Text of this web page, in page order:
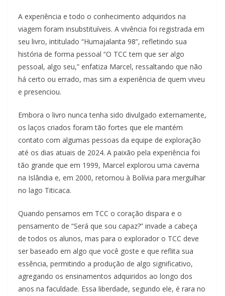
A experiência e todo o conhecimento adquiridos na
viagem foram insubstituíveis. A vivência foi registrada em
seu livro, intitulado “Humajalanta 98”, refletindo sua
história de forma pessoal “O TCC tem que ser algo
pessoal, algo seu,” enfatiza Marcel, ressaltando que não
há certo ou errado, mas sim a experiência de quem viveu
e presenciou.
Embora o livro nunca tenha sido divulgado externamente,
os laços criados foram tão fortes que ele mantém
contato com algumas pessoas da equipe de exploração
até os dias atuais de 2024. A paixão pela experiência foi
tão grande que em 1999, Marcel explorou uma caverna
na Islândia e, em 2000, retornou à Bolívia para mergulhar
no lago Titicaca.
Quando pensamos em TCC o coração dispara e o
pensamento de “Será que sou capaz?” invade a cabeça
de todos os alunos, mas para o explorador o TCC deve
ser baseado em algo que você goste e que reflita sua
essência, permitindo a produção de algo significativo,
agregando os ensinamentos adquiridos ao longo dos
anos na faculdade. Essa liberdade, segundo ele, é rara no